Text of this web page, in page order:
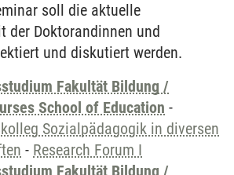
soll die aktuelle
der Doktorandinnen und
und diskutiert werden.
Fakultät Bildung /
School of Education -
Sozialpädagogik in diversen
- Research Forum I
Fakultät Bildung /